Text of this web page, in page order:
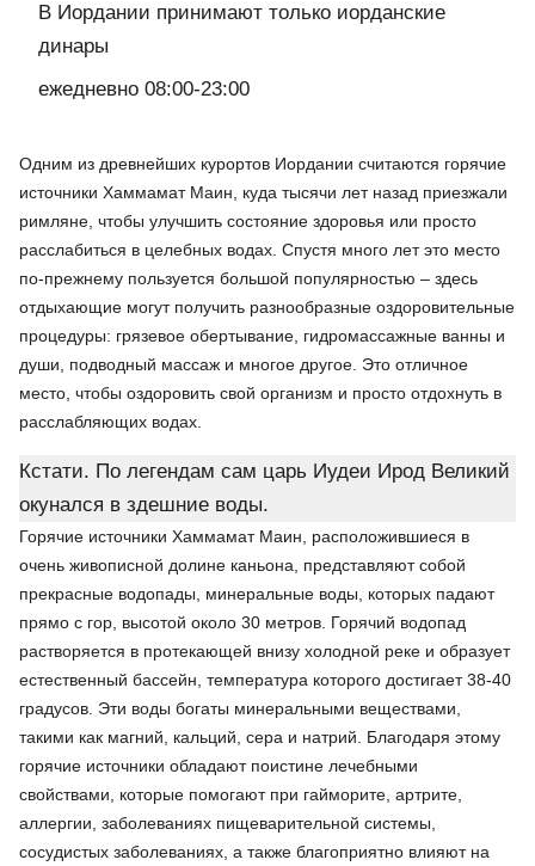
В Иордании принимают только иорданские
динары
ежедневно 08:00-23:00
Одним из древнейших курортов Иордании считаются горячие
источники Хаммамат Маин, куда тысячи лет назад приезжали
римляне, чтобы улучшить состояние здоровья или просто
расслабиться в целебных водах. Спустя много лет это место
по-прежнему пользуется большой популярностью – здесь
отдыхающие могут получить разнообразные оздоровительные
процедуры: грязевое обертывание, гидромассажные ванны и
души, подводный массаж и многое другое. Это отличное
место, чтобы оздоровить свой организм и просто отдохнуть в
расслабляющих водах.
Кстати. По легендам сам царь Иудеи Ирод Великий
окунался в здешние воды.
Горячие источники Хаммамат Маин, расположившиеся в
очень живописной долине каньона, представляют собой
прекрасные водопады, минеральные воды, которых падают
прямо с гор, высотой около 30 метров. Горячий водопад
растворяется в протекающей внизу холодной реке и образует
естественный бассейн, температура которого достигает 38-40
градусов. Эти воды богаты минеральными веществами,
такими как магний, кальций, сера и натрий. Благодаря этому
горячие источники обладают поистине лечебными
свойствами, которые помогают при гайморите, артрите,
аллергии, заболеваниях пищеварительной системы,
сосудистых заболеваниях, а также благоприятно влияют на